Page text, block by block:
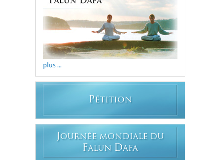
plus ...
PÉTITION
JOURNÉE MONDIALE DU
FALUN DAFA